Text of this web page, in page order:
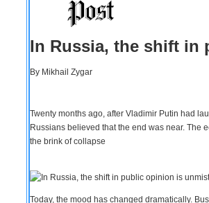
In Russia, the shift in
By Mikhail Zygar
Twenty months ago, after Vladimir Putin had
Russians believed that the end was near. The
the brink of collapse
Today, the mood has changed dramatically.